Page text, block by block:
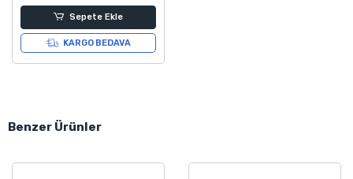
Sepete Ekle
KARGO BEDAVA
Benzer Ürünler